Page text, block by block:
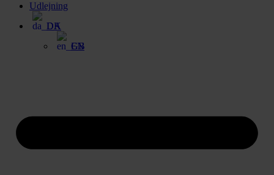
Udlejning
DA
EN